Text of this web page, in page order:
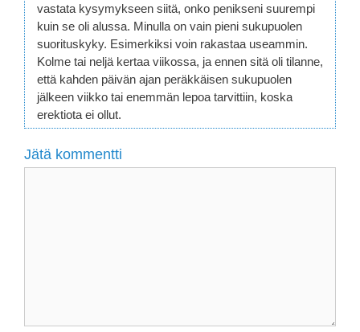
vastata kysymykseen siitä, onko penikseni suurempi
kuin se oli alussa. Minulla on vain pieni sukupuolen
suorituskyky. Esimerkiksi voin rakastaa useammin.
Kolme tai neljä kertaa viikossa, ja ennen sitä oli tilanne,
että kahden päivän ajan peräkkäisen sukupuolen
jälkeen viikko tai enemmän lepoa tarvittiin, koska
erektiota ei ollut.
Jätä kommentti